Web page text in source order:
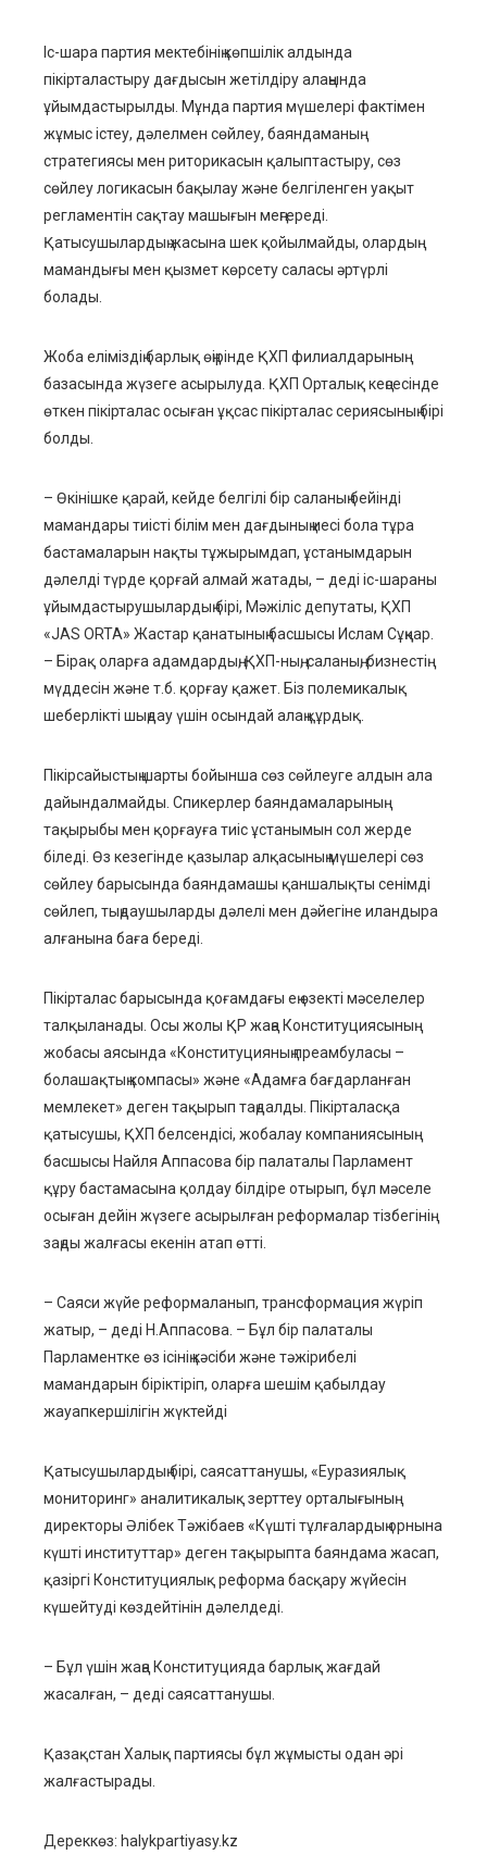
Іс-шара партия мектебінің көпшілік алдында
пікірталастыру дағдысын жетілдіру алаңында
ұйымдастырылды. Мұнда партия мүшелері фактімен
жұмыс істеу, дәлелмен сөйлеу, баяндаманың
стратегиясы мен риторикасын қалыптастыру, сөз
сөйлеу логикасын бақылау және белгіленген уақыт
регламентін сақтау машығын меңгереді.
Қатысушылардың жасына шек қойылмайды, олардың
мамандығы мен қызмет көрсету саласы әртүрлі
болады.
Жоба еліміздің барлық өңірінде ҚХП филиалдарының
базасында жүзеге асырылуда. ҚХП Орталық кеңсесінде
өткен пікірталас осыған ұқсас пікірталас сериясының бірі
болды.
– Өкінішке қарай, кейде белгілі бір саланың бейінді
мамандары тиісті білім мен дағдының иесі бола тұра
бастамаларын нақты тұжырымдап, ұстанымдарын
дәлелді түрде қорғай алмай жатады, – деді іс-шараны
ұйымдастырушылардың бірі, Мәжіліс депутаты, ҚХП
«JAS ORTA» Жастар қанатының басшысы Ислам Сұңқар.
– Бірақ оларға адамдардың, ҚХП-ның, саланың, бизнестің
мүддесін және т.б. қорғау қажет. Біз полемикалық
шеберлікті шыңдау үшін осындай алаң құрдық.
Пікірсайыстың шарты бойынша сөз сөйлеуге алдын ала
дайындалмайды. Спикерлер баяндамаларының
тақырыбы мен қорғауға тиіс ұстанымын сол жерде
біледі. Өз кезегінде қазылар алқасының мүшелері сөз
сөйлеу барысында баяндамашы қаншалықты сенімді
сөйлеп, тыңдаушыларды дәлелі мен дәйегіне иландыра
алғанына баға береді.
Пікірталас барысында қоғамдағы ең өзекті мәселелер
талқыланады. Осы жолы ҚР жаңа Конституциясының
жобасы аясында «Конституцияның преамбуласы –
болашақтың компасы» және «Адамға бағдарланған
мемлекет» деген тақырып таңдалды. Пікірталасқа
қатысушы, ҚХП белсендісі, жобалау компаниясының
басшысы Найля Аппасова бір палаталы Парламент
құру бастамасына қолдау білдіре отырып, бұл мәселе
осыған дейін жүзеге асырылған реформалар тізбегінің
заңды жалғасы екенін атап өтті.
– Саяси жүйе реформаланып, трансформация жүріп
жатыр, – деді Н.Аппасова. – Бұл бір палаталы
Парламентке өз ісінің кәсіби және тәжірибелі
мамандарын біріктіріп, оларға шешім қабылдау
жауапкершілігін жүктейді
Қатысушылардың бірі, саясаттанушы, «Еуразиялық
мониторинг» аналитикалық зерттеу орталығының
директоры Әлібек Тәжібаев «Күшті тұлғалардың орнына
күшті институттар» деген тақырыпта баяндама жасап,
қазіргі Конституциялық реформа басқару жүйесін
күшейтуді көздейтінін дәлелдеді.
– Бұл үшін жаңа Конституцияда барлық жағдай
жасалған, – деді саясаттанушы.
Қазақстан Халық партиясы бұл жұмысты одан әрі
жалғастырады.
Дереккөз: halykpartiyasy.kz